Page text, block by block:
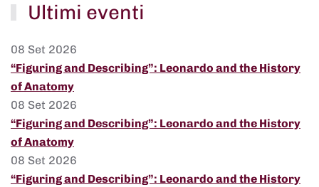
Ultimi eventi
08 Set 2026
“Figuring and Describing”: Leonardo and the History
of Anatomy
08 Set 2026
“Figuring and Describing”: Leonardo and the History
of Anatomy
08 Set 2026
“Figuring and Describing”: Leonardo and the History